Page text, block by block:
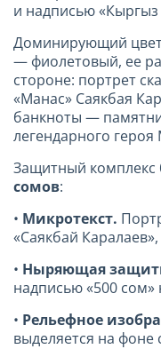
и надписью
Доминирующий
— фиолетовый, ее
стороне: портрет
«Манас» Саякбая
банкноты —
легендарного героя
Защитный
сомов:
• Микротекст.
«Саякбай
• Ныряющая
надписью «500
• Рельефное
выделяется на фоне